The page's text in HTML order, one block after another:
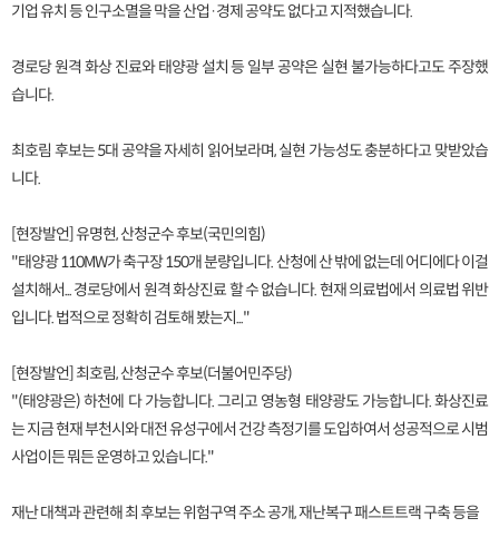
기업 유치 등 인구소멸을 막을 산업·경제 공약도 없다고 지적했습니다.
경로당 원격 화상 진료와 태양광 설치 등 일부 공약은 실현 불가능하다고도 주장했
습니다.
최호림 후보는 5대 공약을 자세히 읽어보라며, 실현 가능성도 충분하다고 맞받았습
니다.
[현장발언] 유명현, 산청군수 후보(국민의힘)
"태양광 110MW가 축구장 150개 분량입니다. 산청에 산 밖에 없는데 어디에다 이걸
설치해서... 경로당에서 원격 화상진료 할 수 없습니다. 현재 의료법에서 의료법 위반
입니다. 법적으로 정확히 검토해 봤는지..."
[현장발언] 최호림, 산청군수 후보(더불어민주당)
"(태양광은) 하천에 다 가능합니다. 그리고 영농형 태양광도 가능합니다. 화상진료
는 지금 현재 부천시와 대전 유성구에서 건강 측정기를 도입하여서 성공적으로 시범
사업이든 뭐든 운영하고 있습니다."
재난 대책과 관련해 최 후보는 위험구역 주소 공개, 재난복구 패스트트랙 구축 등을